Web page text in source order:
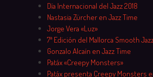
Día Internacional del Jazz 2018
Nastasia Zürcher en Jazz Time
Jorge Vera «Luz»
7ª Edición del Mallorca Smooth
Gonzalo Alcaín en Jazz Time
Patáx «Creepy Monsters»
Patáx presenta Creepy Monsters